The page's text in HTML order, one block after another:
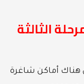
الثالثة
هناك أماكن شاغرة